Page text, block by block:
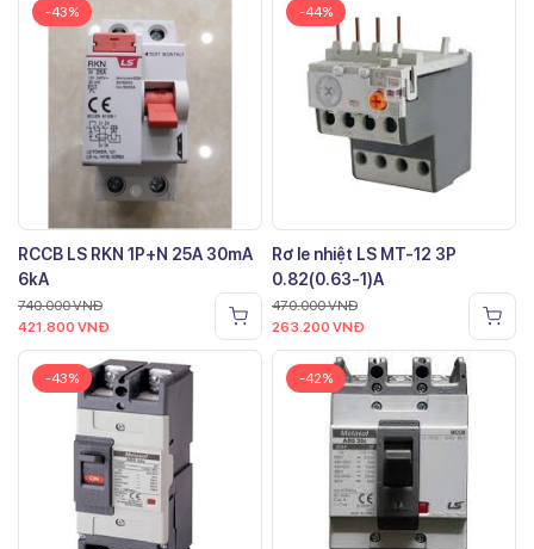
-43%
RCCB LS RKN 1P+N 25A 30mA
6kA
740.000VNĐ
421.800 VNĐ
-44%
Rơ le nhiệt LS MT-12 3P
0.82(0.63-1)A
470.000VNĐ
263.200 VNĐ
-43% -42%